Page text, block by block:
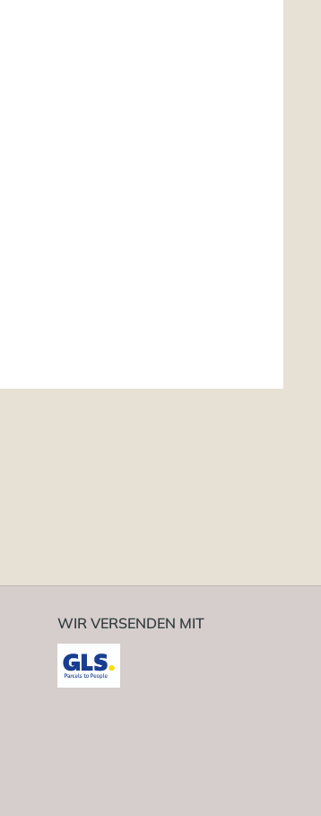
WIR VERSENDEN MIT